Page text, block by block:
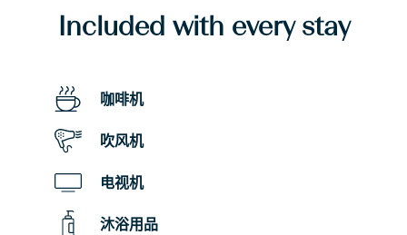
Included with every stay
咖啡机
吹风机
电视机
沐浴用品